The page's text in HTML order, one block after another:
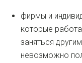
фирмы и
которые
заняться
невозможно